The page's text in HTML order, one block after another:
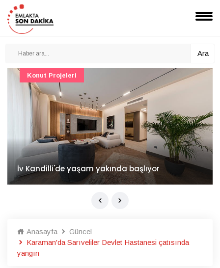
Ara
İv Kandilli'de yaşam yakında başlıyor
Konut Projeleri
Anasayfa
Güncel
Karaman'da Sarıveliler Devlet Hastanesi çatısında
yangın